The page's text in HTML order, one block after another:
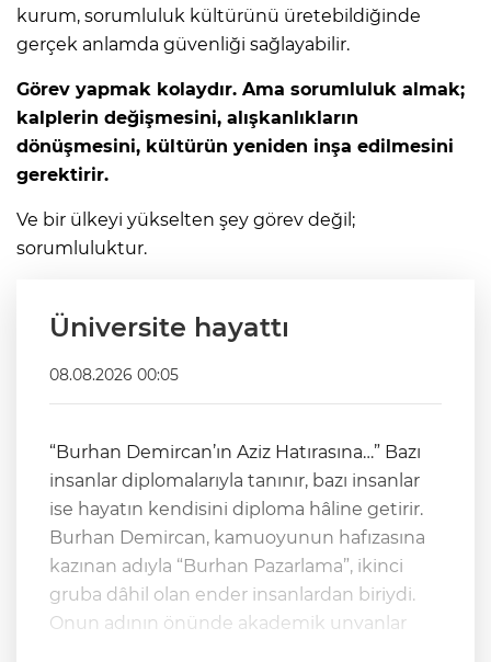
kurum, sorumluluk kültürünü üretebildiğinde
gerçek anlamda güvenliği sağlayabilir.
Görev yapmak kolaydır. Ama sorumluluk almak;
kalplerin değişmesini, alışkanlıkların
dönüşmesini, kültürün yeniden inşa edilmesini
gerektirir.
Ve bir ülkeyi yükselten şey görev değil;
sorumluluktur.
Üniversite hayattı
08.08.2026 00:05
“Burhan Demircan’ın Aziz Hatırasına…” Bazı
insanlar diplomalarıyla tanınır, bazı insanlar
ise hayatın kendisini diploma hâline getirir.
Burhan Demircan, kamuoyunun hafızasına
kazınan adıyla “Burhan Pazarlama”, ikinci
gruba dâhil olan ender insanlardan biriydi.
Onun adının önünde akademik unvanlar